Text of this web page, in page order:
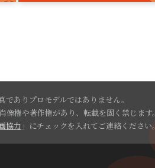
ありプロモデルではありません。
権や著作権があり、転載を固く禁じます。
協力 」にチェックを入れてご連絡ください。